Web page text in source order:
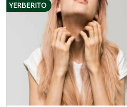
YERBERITO